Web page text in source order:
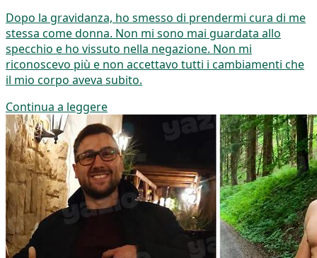
Dopo la gravidanza, ho smesso di prendermi cura di me
stessa come donna. Non mi sono mai guardata allo
specchio e ho vissuto nella negazione. Non mi
riconoscevo più e non accettavo tutti i cambiamenti che
il mio corpo aveva subito.
Continua a leggere